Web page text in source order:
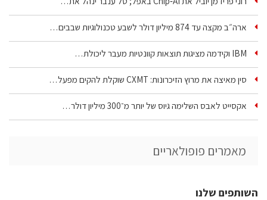
ארה״ב מקצה עד 874 מיליון דולר לשבע טכנולוגיות שבבים…
IBM וקידמה מציגות תוצאות קוונטיות מעבר ליכולת…
סין מאיצה את מרוץ הזיכרונות: CXMT שוקלת להקים מפעל…
אקסייט לאבס השלימה גיוס של יותר מ־300 מיליון דולר…
מאמרים פופולאריים
השותפים שלנו